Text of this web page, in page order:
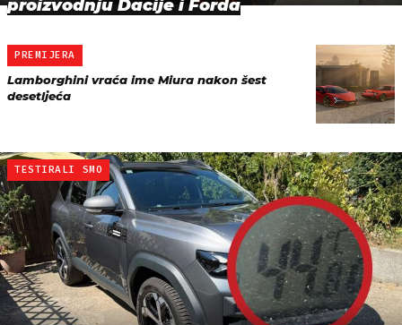
proizvodnju Dacije i Forda
PREMIJERA
Lamborghini vraća ime Miura nakon šest
desetljeća
TESTIRALI SMO